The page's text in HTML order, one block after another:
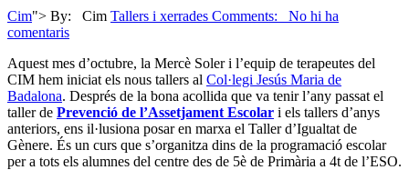
Cim"> By: Cim Tallers i xerrades Comments: No hi ha
comentaris
Aquest mes d’octubre, la Mercè Soler i l’equip de terapeutes del
CIM hem iniciat els nous tallers al Col·legi Jesús Maria de
Badalona. Després de la bona acollida que va tenir l’any passat el
taller de Prevenció de l’Assetjament Escolar i els tallers d’anys
anteriors, ens il·lusiona posar en marxa el Taller d’Igualtat de
Gènere. És un curs que s’organitza dins de la programació escolar
per a tots els alumnes del centre des de 5è de Primària a 4t de l’ESO.